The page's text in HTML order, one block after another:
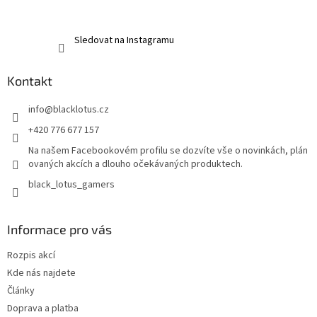
Sledovat na Instagramu
Kontakt
info@blacklotus.cz
+420 776 677 157
Na našem Facebookovém profilu se dozvíte vše o novinkách, plán
ovaných akcích a dlouho očekávaných produktech.
black_lotus_gamers
Informace pro vás
Rozpis akcí
Kde nás najdete
Články
Doprava a platba